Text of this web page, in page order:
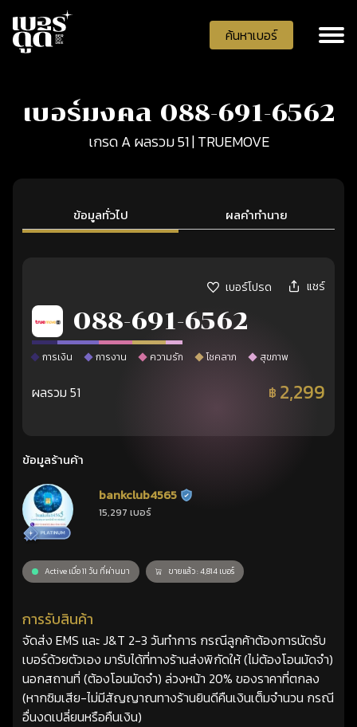
ค้นหาเบอร์
เบอร์มงคล 088-691-6562
เกรด A ผลรวม 51 | TRUEMOVE
ข้อมูลทั่วไป ผลคำทำนาย
เบอร์โปรด แชร์
088-691-6562
การเงิน การงาน ความรัก โชคลาภ สุขภาพ
ผลรวม 51 ฿ 2,299
ข้อมูลร้านค้า
bankclub4565 ร้านยืนยันแล้ว
15,297 เบอร์
Active เมื่อ 11 วัน ที่ผ่านมา ขายแล้ว : 4,814 เบอร์
การรับสินค้า
จัดส่ง EMS และ J&T 2-3 วันทำการ กรณีลูกค้าต้องการนัดรับ
เบอร์ด้วยตัวเอง มารับได้ที่ทางร้านส่งพิกัดให้ (ไม่ต้องโอนมัดจำ)
นอกสถานที่ (ต้องโอนมัดจำ) ล่วงหน้า 20% ของราคาที่ตกลง
(หากซิมเสีย-ไม่มีสัญญาณทางร้านยินดีคืนเงินเต็มจำนวน กรณี
อื่นงดเปลี่ยนหรือคืนเงิน)